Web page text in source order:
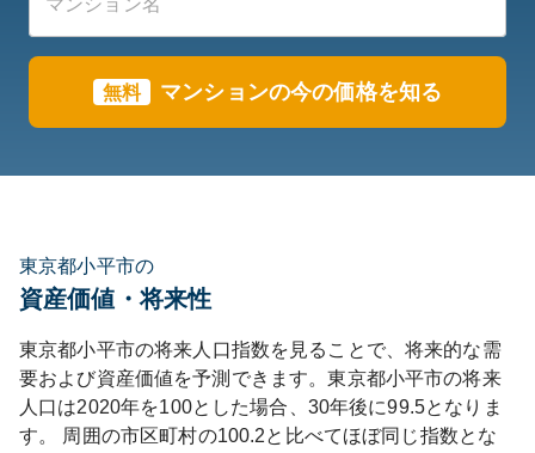
無料 マンションの今の価格を知る
東京都小平市の
資産価値・将来性
東京都小平市の将来人口指数を見ることで、将来的な需
要および資産価値を予測できます。東京都小平市の将来
人口は2020年を100とした場合、30年後に99.5となりま
す。
周囲の市区町村の100.2と比べてほぼ同じ指数とな